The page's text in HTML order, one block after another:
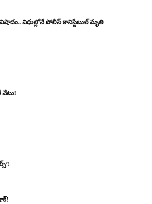
విధుల్లోనే పోలీస్ కానిస్టేబుల్ మృతి